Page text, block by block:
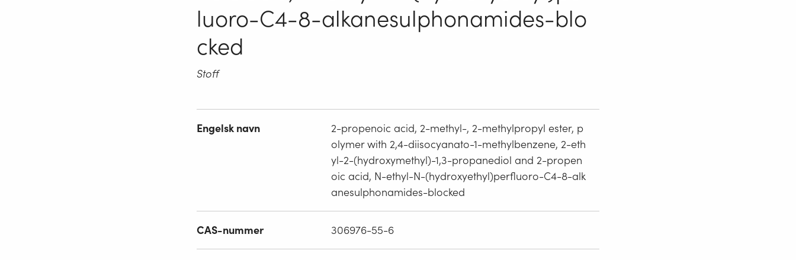
luoro-C4-8-alkanesulphonamides-blo
cked
Stoff
Engelsk navn
2-propenoic acid, 2-methyl-, 2-methylpropyl ester, p
olymer with 2,4-diisocyanato-1-methylbenzene, 2-eth
yl-2-(hydroxymethyl)-1,3-propanediol and 2-propen
oic acid, N-ethyl-N-(hydroxyethyl)perfluoro-C4-8-alk
anesulphonamides-blocked
CAS-nummer 306976-55-6